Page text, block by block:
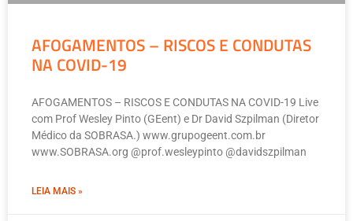
AFOGAMENTOS – RISCOS E CONDUTAS
NA COVID-19
AFOGAMENTOS – RISCOS E CONDUTAS NA COVID-19 Live
com Prof Wesley Pinto (GEent) e Dr David Szpilman (Diretor
Médico da SOBRASA.) www.grupogeent.com.br
www.SOBRASA.org @prof.wesleypinto @davidszpilman
LEIA MAIS »